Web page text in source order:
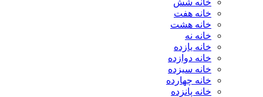
خانه شش
خانه هفت
خانه هشت
خانه نه
خانه یازده
خانه دوازده
خانه سیزده
خانه چهارده
خانه پانزده